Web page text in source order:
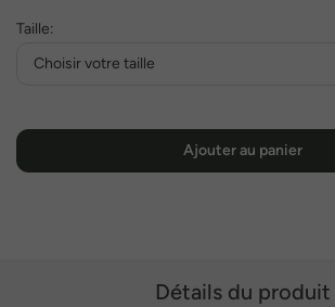
Taille:
Choisir votre taille
Ajouter au panier
Détails du produit